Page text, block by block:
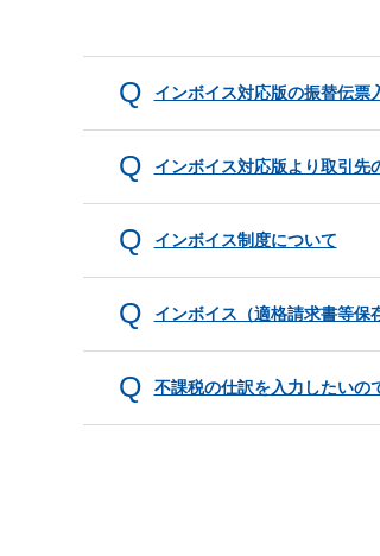
インボイス対応版の振替伝票
インボイス対応版より取引先
インボイス制度について
インボイス（適格請求書等保
不課税の仕訳を入力したいの